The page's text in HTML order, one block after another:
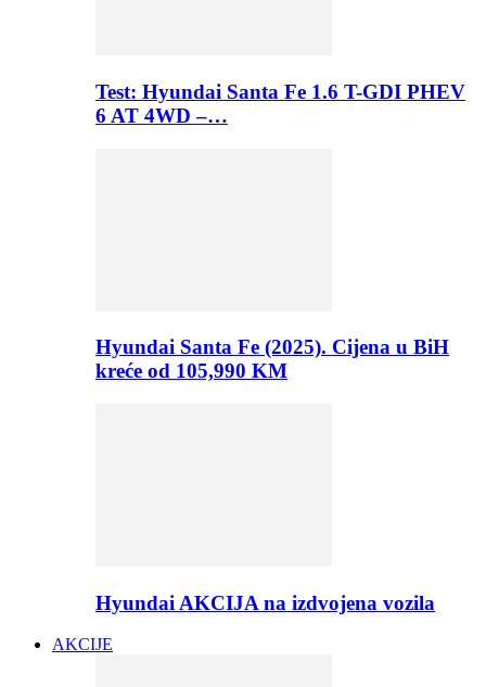
Test: Hyundai Santa Fe 1.6 T-GDI PHEV
6 AT 4WD –…
Hyundai Santa Fe (2025). Cijena u BiH
kreće od 105,990 KM
Hyundai AKCIJA na izdvojena vozila
AKCIJE